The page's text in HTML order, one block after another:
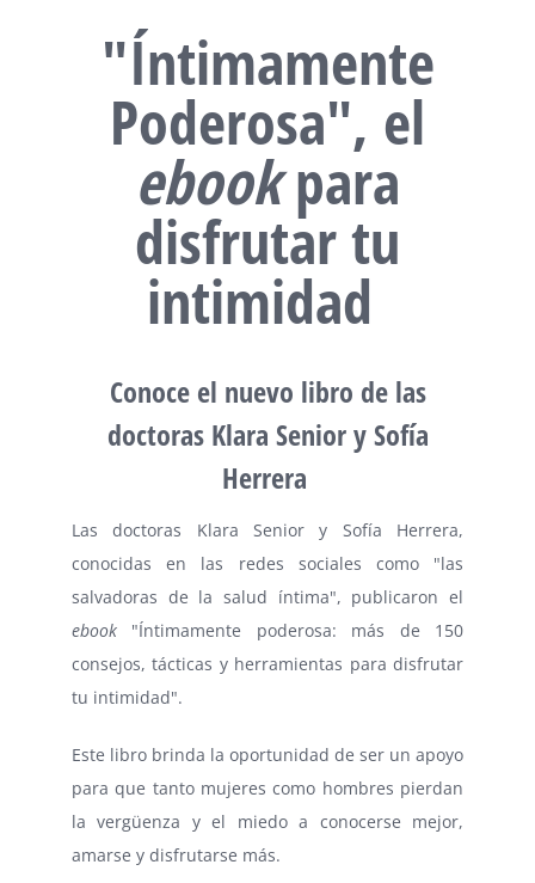
"Íntimamente
Poderosa", el
ebook para
disfrutar tu
intimidad
Conoce el nuevo libro de las
doctoras Klara Senior y Sofía
Herrera
Las doctoras Klara Senior y Sofía Herrera,
conocidas en las redes sociales como "las
salvadoras de la salud íntima", publicaron el
ebook "Íntimamente poderosa: más de 150
consejos, tácticas y herramientas para disfrutar
tu intimidad".
Este libro brinda la oportunidad de ser un apoyo
para que tanto mujeres como hombres pierdan
la vergüenza y el miedo a conocerse mejor,
amarse y disfrutarse más.